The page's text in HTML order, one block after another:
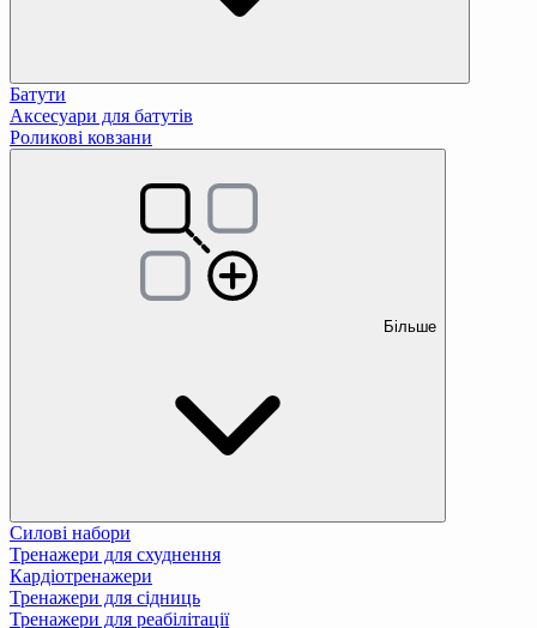
Батути
Аксесуари для батутів
Роликові ковзани
Більше
Силові набори
Тренажери для схуднення
Кардіотренажери
Тренажери для сідниць
Тренажери для реабілітації